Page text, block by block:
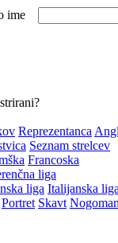
ime
Reprezentanca
Seznam strelcev
Francoska
liga
liga Italijanska liga
Portret Skavt